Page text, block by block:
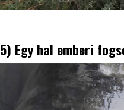
5) Egy hal emberi